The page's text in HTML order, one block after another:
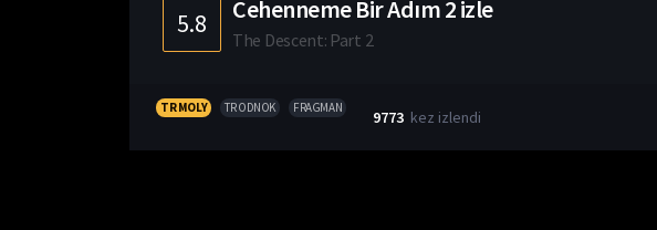
5.8 Cehenneme Bir Adım 2 izle
The Descent: Part 2
TR MOLY TR ODNOK FRAGMAN 9773 kez izlendi